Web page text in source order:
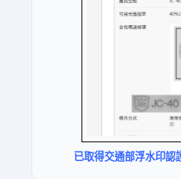
已取得交通部浮水印認